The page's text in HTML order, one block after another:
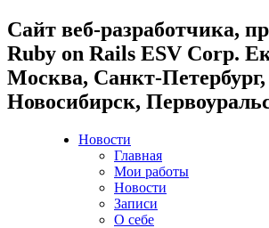
Cайт веб-разработчика,
Ruby on Rails ESV Corp.
Москва, Санкт-Петербург,
Новосибирск,
Новости
Главная
Мои работы
Новости
Записи
О себе